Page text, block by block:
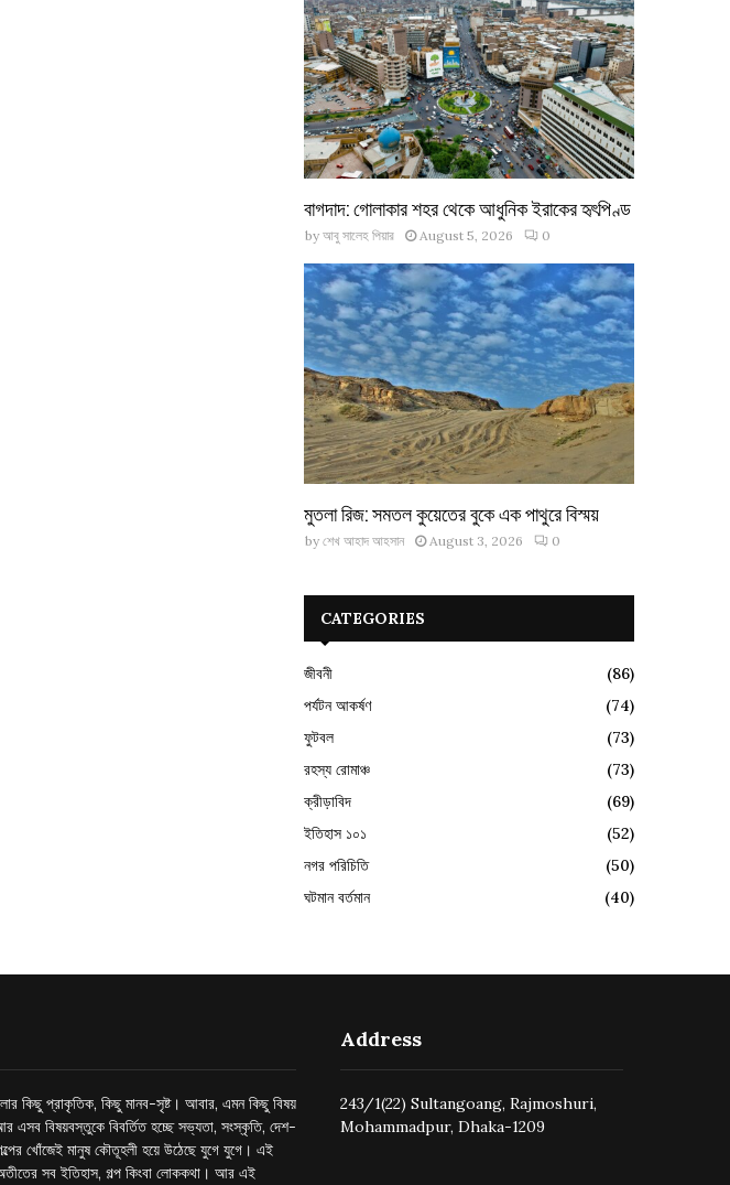
বাগদাদ: গোলাকার শহর থেকে আধুনিক ইরাকের হৃৎপিণ্ড
by আবু সালেহ পিয়ার August 5, 2026 0
মুতলা রিজ: সমতল কুয়েতের বুকে এক পাথুরে বিস্ময়
by শেখ আহাদ আহসান August 3, 2026 0
CATEGORIES
জীবনী
(86)
পর্যটন আকর্ষণ
(74)
ফুটবল
(73)
রহস্য রোমাঞ্চ
(73)
ক্রীড়াবিদ
(69)
ইতিহাস ১০১
(52)
নগর পরিচিতি
(50)
ঘটমান বর্তমান
(40)
কিছু প্রাকৃতিক, কিছু মানব-সৃষ্ট। আবার, এমন কিছু বিষয়
এসব বিষয়বস্তুকে বিবর্তিত হচ্ছে সভ্যতা, সংস্কৃতি, দেশ-
খোঁজেই মানুষ কৌতূহলী হয়ে উঠেছে যুগে যুগে। এই
সব ইতিহাস, গল্প কিংবা লোককথা। আর এই
Address
243/1(22) Sultangoang, Rajmoshuri,
Mohammadpur, Dhaka-1209